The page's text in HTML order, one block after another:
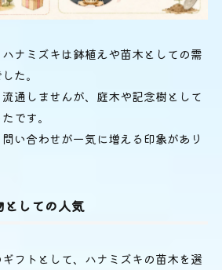
ナミズキは鉢植えや苗木としての需
た。
通しませんが、庭木や記念樹として
です。
い合わせが一気に増える印象があり
としての人気
フトとして、ハナミズキの苗木を選